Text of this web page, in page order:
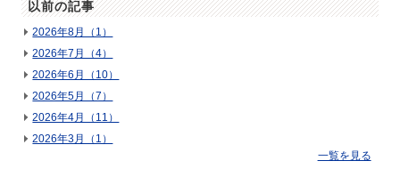
以前の記事
2026年8月（1）
2026年7月（4）
2026年6月（10）
2026年5月（7）
2026年4月（11）
2026年3月（1）
一覧を見る